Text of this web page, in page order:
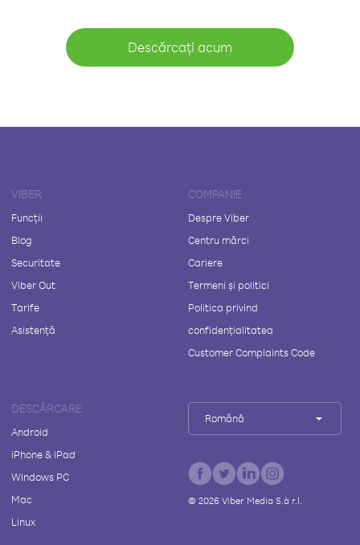
Descărcați acum
VIBER
Funcții
Blog
Securitate
Viber Out
Tarife
Asistență
COMPANIE
Despre Viber
Centru mărci
Cariere
Termeni și politici
Politica privind
confidențialitatea
Customer Complaints Code
DESCĂRCARE
Android
iPhone & iPad
Windows PC
Mac
Linux
Română
© 2026Viber Media S.à r.l.